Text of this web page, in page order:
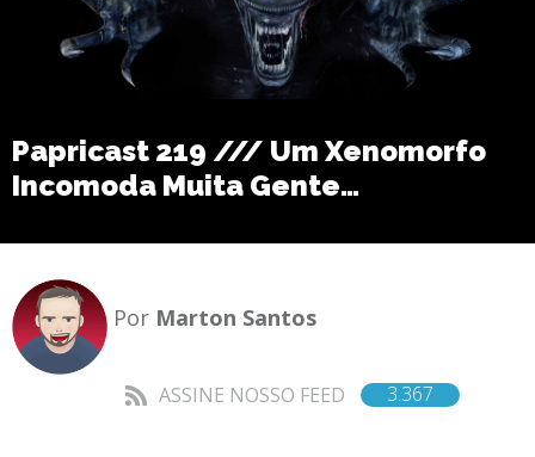
Papricast 219 /// Um Xenomorfo
Incomoda Muita Gente…
Por Marton Santos
ASSINE NOSSO FEED 3.367